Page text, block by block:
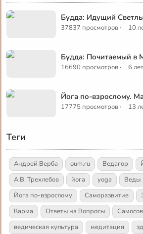
Будда: Идущий
37837 просмотров · 10
Будда: Почитаемый в
16690 просмотров · 6
Йога по-взрослому.
17775 просмотров · 13
Теги
Андрей Верба oum.ru Ведагор
А.В. Трехлебов
йога yoga Веды
Йога по-взрослому
Саморазвитие
Карма
Ответы на Вопросы
ведическая культура
медитация